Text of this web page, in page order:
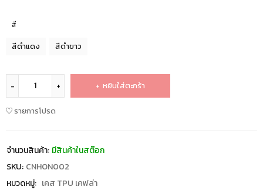
สี
สีดำแดง สีดำขาว
หยิบใส่ตะกร้า
รายการโปรด
จำนวนสินค้า: มีสินค้าในสต๊อก
SKU: CNHON002
หมวดหมู่: เคส TPU เคฟล่า